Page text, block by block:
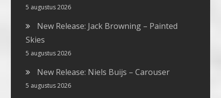
5 augustus 2026
New Release: Jack Browning – Painted
Skies
5 augustus 2026
New Release: Niels Buijs – Carouser
5 augustus 2026